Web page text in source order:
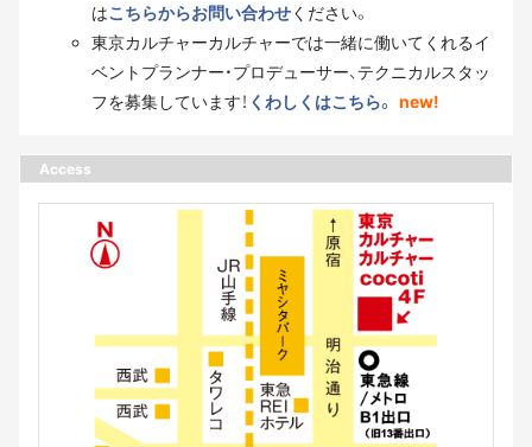
はこちらからお問い合わせください。
東京カルチャーカルチャーでは一緒に働いてくれるイ
ベントプランナー・プロデューサー、テクニカルスタッ
フを募集しています！ くわしくはこちら。 new!
Access